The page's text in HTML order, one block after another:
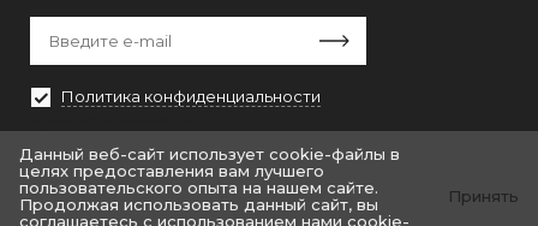
Политика конфиденциальности
Первая кампания
Данный веб-сайт использует cookie-файлы в
целях предоставления вам лучшего
пользовательского опыта на нашем сайте.
Продолжая использовать данный сайт, вы
соглашаетесь с использованием нами cookie-
Принять